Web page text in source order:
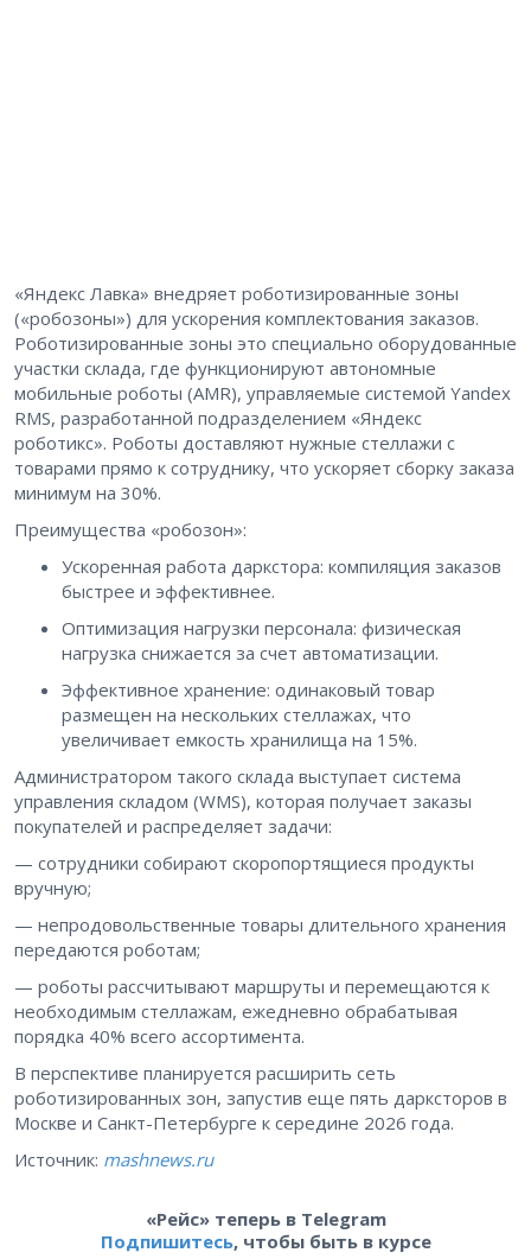
«Яндекс Лавка» внедряет роботизированные зоны
(«робозоны») для ускорения комплектования заказов.
Роботизированные зоны это специально оборудованные
участки склада, где функционируют автономные
мобильные роботы (AMR), управляемые системой Yandex
RMS, разработанной подразделением «Яндекс
роботикс». Роботы доставляют нужные стеллажи с
товарами прямо к сотруднику, что ускоряет сборку заказа
минимум на 30%.
Преимущества «робозон»:
Ускоренная работа даркстора: компиляция заказов
быстрее и эффективнее.
Оптимизация нагрузки персонала: физическая
нагрузка снижается за счет автоматизации.
Эффективное хранение: одинаковый товар
размещен на нескольких стеллажах, что
увеличивает емкость хранилища на 15%.
Администратором такого склада выступает система
управления складом (WMS), которая получает заказы
покупателей и распределяет задачи:
— сотрудники собирают скоропортящиеся продукты
вручную;
— непродовольственные товары длительного хранения
передаются роботам;
— роботы рассчитывают маршруты и перемещаются к
необходимым стеллажам, ежедневно обрабатывая
порядка 40% всего ассортимента.
В перспективе планируется расширить сеть
роботизированных зон, запустив еще пять дарксторов в
Москве и Санкт-Петербурге к середине 2026 года.
Источник: mashnews.ru
«Рейс» теперь в Telegram
Подпишитесь, чтобы быть в курсе